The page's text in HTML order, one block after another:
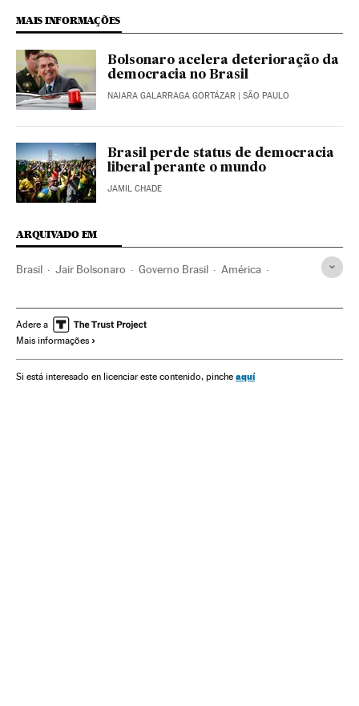
MAIS INFORMAÇÕES
Bolsonaro acelera deterioração da
democracia no Brasil
NAIARA GALARRAGA GORTÁZAR | SÃO PAULO
Brasil perde status de democracia
liberal perante o mundo
JAMIL CHADE
ARQUIVADO EM
Brasil Jair Bolsonaro Governo Brasil América
Corrupção política Política
Crise econômica
Adere a
Mais informações
Si está interesado en licenciar este contenido, pinche aquí